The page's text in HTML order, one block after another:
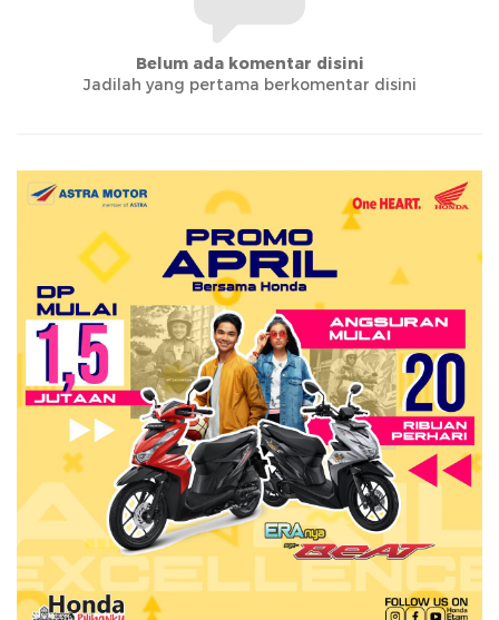
Belum ada komentar disini
Jadilah yang pertama berkomentar disini